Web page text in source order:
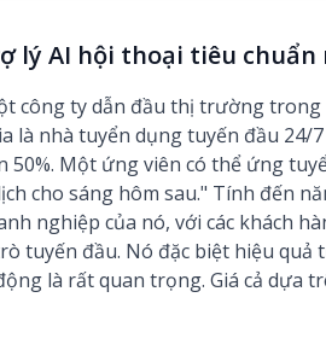
lý AI hội thoại tiêu chuẩn
công ty dẫn đầu thị trường
là nhà tuyển dụng tuyến đầu
Một ứng viên có thể ứng
cho sáng hôm sau." Tính đến
nghiệp của nó, với các khách
tuyến đầu. Nó đặc biệt hiệu
là rất quan trọng. Giá cả dựa